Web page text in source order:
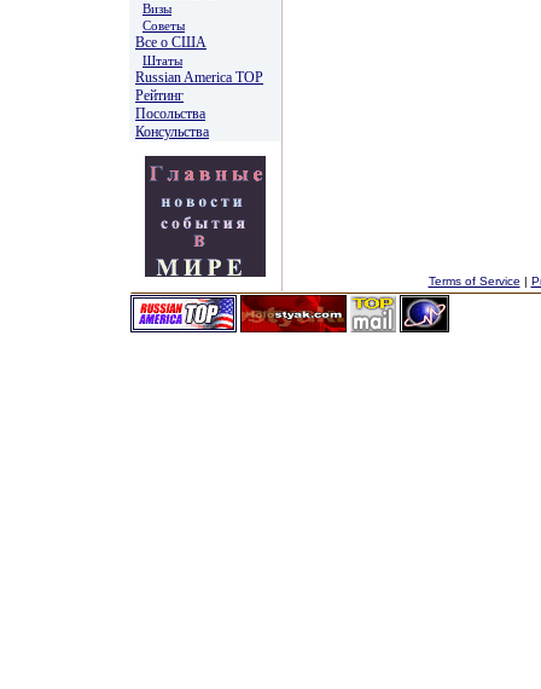
Визы
Советы
Все о США
Штаты
Russian America TOP
Рейтинг
Посольства
Консульства
Terms of Service |